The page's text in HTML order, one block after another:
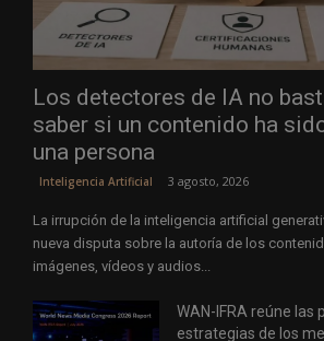
Los detectores de IA no
saber si un contenido ha
una persona
Inteligencia Artificial 3 agosto, 2026
La irrupción de la inteligencia artificial
nueva disputa sobre la autoría de los
imágenes, vídeos y audios...
WAN-IFRA reúne las
estrategias de los